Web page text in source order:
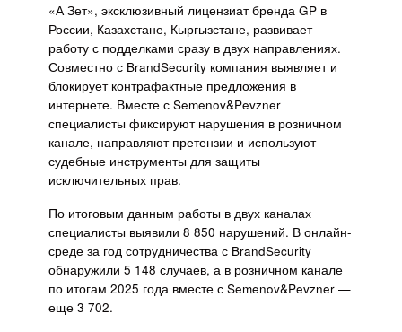
«А Зет», эксклюзивный лицензиат бренда GP в
России, Казахстане, Кыргызстане, развивает
работу с подделками сразу в двух направлениях.
Совместно с BrandSecurity компания выявляет и
блокирует контрафактные предложения в
интернете. Вместе с Semenov&Pevzner
специалисты фиксируют нарушения в розничном
канале, направляют претензии и используют
судебные инструменты для защиты
исключительных прав.
По итоговым данным работы в двух каналах
специалисты выявили 8 850 нарушений. В онлайн-
среде за год сотрудничества с BrandSecurity
обнаружили 5 148 случаев, а в розничном канале
по итогам 2025 года вместе с Semenov&Pevzner —
еще 3 702.